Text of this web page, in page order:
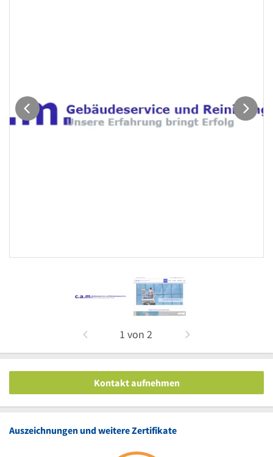
1 von 2
Kontakt aufnehmen
Auszeichnungen und weitere Zertifikate